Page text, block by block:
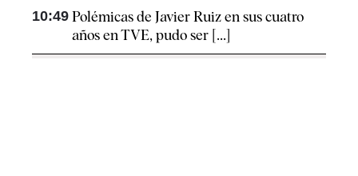
10:49 Polémicas de Javier Ruiz en sus cuatro
años en TVE, pudo ser [...]